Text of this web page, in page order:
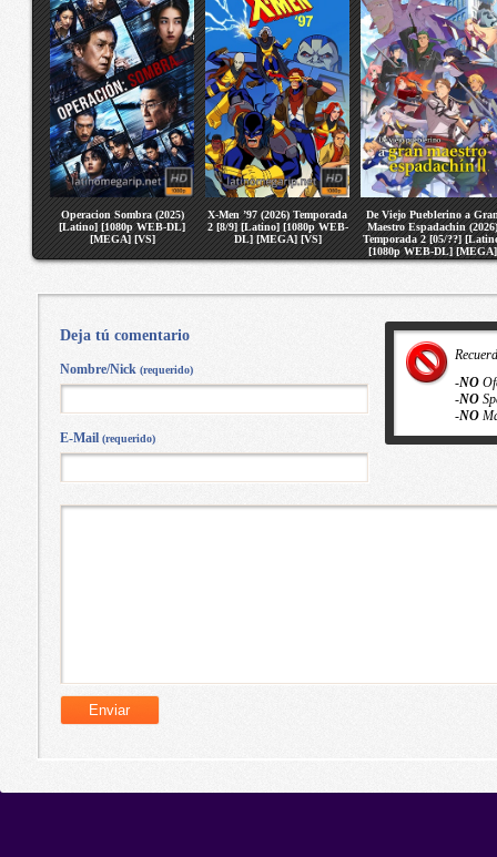
Operacion Sombra (2025)
[Latino] [1080p WEB-DL]
[MEGA] [VS]
X-Men ’97 (2026) Temporada
2 [8/9] [Latino] [1080p WEB-
DL] [MEGA] [VS]
De Viejo Pueblerino a
Maestro Espadachin (2026)
Temporada 2 [05/??]
[1080p WEB-DL] [MEGA]
[VS]
-NO
-NO
-NO
Deja tú comentario
Nombre/Nick (requerido)
E-Mail (requerido)